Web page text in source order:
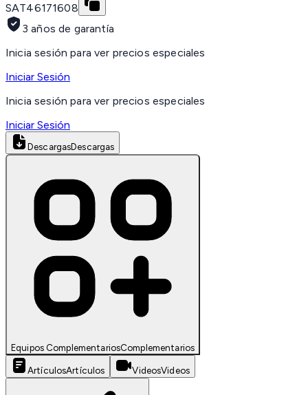
SAT46171608
3 años de garantía
Inicia sesión para ver precios especiales
Iniciar Sesión
Inicia sesión para ver precios especiales
Iniciar Sesión
DescargasDescargas
Equipos ComplementariosComplementarios
ArtículosArtículos VideosVideos